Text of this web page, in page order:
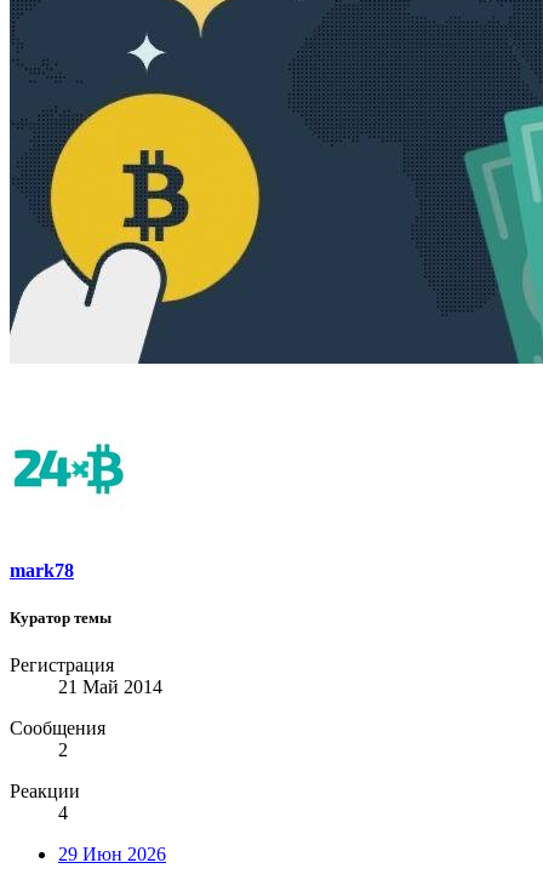
mark78
Куратор темы
Регистрация
21 Май 2014
Сообщения
2
Реакции
4
29 Июн 2026